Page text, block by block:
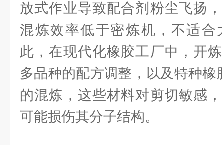
放式作业导致配合剂粉尘飞扬
混炼效率低于密炼机，不适合
此，在现代化橡胶工厂中，开
多品种的配方调整，以及特种
的混炼，这些材料对剪切敏感
可能损伤其分子结构。